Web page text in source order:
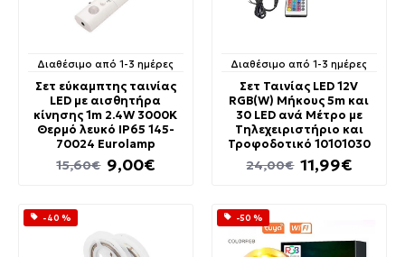
Διαθέσιμο από 1-3 ημέρες
Σετ εύκαμπτης ταινίας
LED με αισθητήρα
κίνησης 1m 2.4W 3000K
Θερμό λευκό IP65 145-
70024 Eurolamp
9,00€
15,60€
Διαθέσιμο από 1-3 ημέρες
Σετ Ταινίας LED 12V
RGB(W) Μήκους 5m και
30 LED ανά Μέτρο με
Τηλεχειριστήριο και
Τροφοδοτικό 10101030
11,99€
24,00€
-40 % -50 %